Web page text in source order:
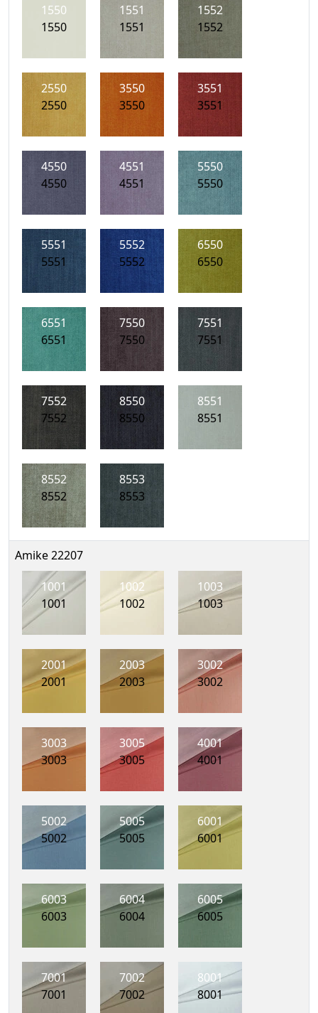
1550
1550
1551
1551
1552
1552
2550
2550
3550
3550
3551
3551
4550
4550
4551
4551
5550
5550
5551
5551
5552
5552
6550
6550
6551
6551
7550
7550
7551
7551
7552
7552
8550
8550
8551
8551
8552
8552
8553
8553
Amike 22207
1001
1001
1002
1002
1003
1003
2001
2001
2003
2003
3002
3002
3003
3003
3005
3005
4001
4001
5002
5002
5005
5005
6001
6001
6003
6003
6004
6004
6005
6005
7001
7001
7002
7002
8001
8001